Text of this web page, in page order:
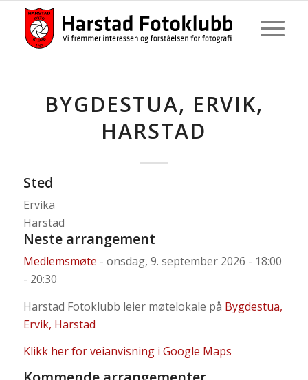
BYGDESTUA, ERVIK,
HARSTAD
Sted
Ervika
Harstad
Neste arrangement
Medlemsmøte - onsdag, 9. september 2026 - 18:00
- 20:30
Harstad Fotoklubb leier møtelokale på Bygdestua,
Ervik, Harstad
Klikk her for veianvisning i Google Maps